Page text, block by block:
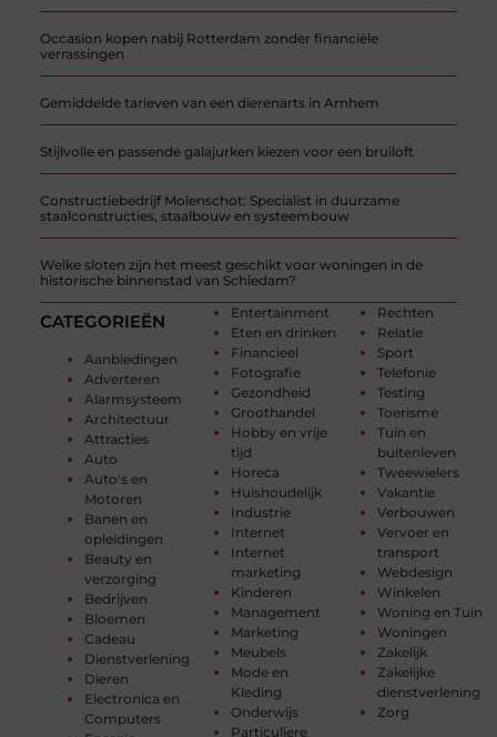
Occasion kopen nabij Rotterdam zonder financiële
verrassingen
Gemiddelde tarieven van een dierenarts in Arnhem
Stijlvolle en passende galajurken kiezen voor een bruiloft
Constructiebedrijf Molenschot: Specialist in duurzame
staalconstructies, staalbouw en systeembouw
Welke sloten zijn het meest geschikt voor woningen in de
historische binnenstad van Schiedam?
CATEGORIEËN
Aanbiedingen
Adverteren
Alarmsysteem
Architectuur
Attracties
Auto
Auto's en
Motoren
Banen en
opleidingen
Beauty en
verzorging
Bedrijven
Bloemen
Cadeau
Dienstverlening
Dieren
Electronica en
Computers
Entertainment
Eten en drinken
Financieel
Fotografie
Gezondheid
Groothandel
Hobby en vrije
tijd
Horeca
Huishoudelijk
Industrie
Internet
Internet
marketing
Kinderen
Management
Marketing
Meubels
Mode en
Kleding
Onderwijs
Particuliere
Rechten
Relatie
Sport
Telefonie
Testing
Toerisme
Tuin en
buitenleven
Tweewielers
Vakantie
Verbouwen
Vervoer en
transport
Webdesign
Winkelen
Woning en Tuin
Woningen
Zakelijk
Zakelijke
dienstverlening
Zorg